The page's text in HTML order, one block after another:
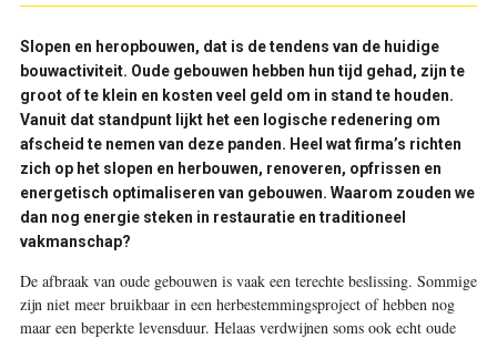
S lopen en heropbouwen, dat is de tendens van de huidige
bouwactiviteit. Oude gebouwen hebben hun tijd gehad, zijn te
groot of te klein en kosten veel geld om in stand te houden.
Vanuit dat standpunt lijkt het een logische redenering om
afscheid te nemen van deze panden. Heel wat firma’s richten
zich op het slopen en herbouwen, renoveren, opfrissen en
energetisch optimaliseren van gebouwen. Waarom zouden we
dan nog energie steken in restauratie en traditioneel
vakmanschap?
De afbraak van oude gebouwen is vaak een terechte beslissing. Sommige
zijn niet meer bruikbaar in een herbestemmingsproject of hebben nog
maar een beperkte levensduur. Helaas verdwijnen soms ook echt oude